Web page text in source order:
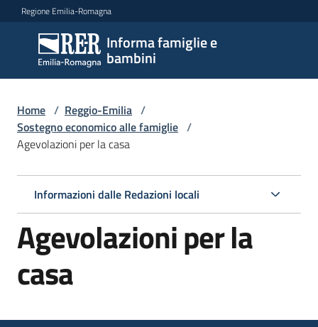
Vai al contenuto
Vai alla navigazione
Vai al footer
Regione Emilia-Romagna
Informa famiglie e
bambini
Informa
famiglie
e
bambini
Centri
per
Home / Reggio-Emilia /
Sostegno economico alle famiglie /
Agevolazioni per la casa
Informazioni dalle Redazioni locali
Agevolazioni per la
casa